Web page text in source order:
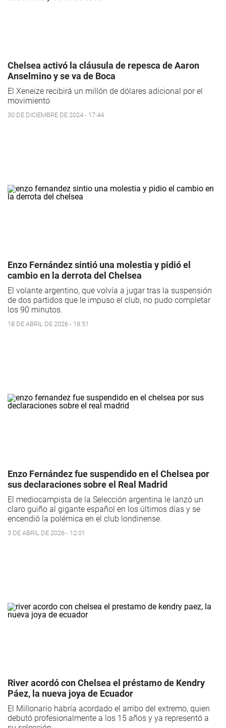
Chelsea activó la cláusula de repesca de Aaron
Anselmino y se va de Boca
El Xeneize recibirá un millón de dólares adicional por el
movimiento
30 DE DICIEMBRE DE 2024 - 17:44
Enzo Fernández sintió una molestia y pidió el
cambio en la derrota del Chelsea
El volante argentino, que volvía a jugar tras la suspensión
de dos partidos que le impuso el club, no pudo completar
los 90 minutos.
18 DE ABRIL DE 2026 - 18:51
Enzo Fernández fue suspendido en el Chelsea por
sus declaraciones sobre el Real Madrid
El mediocampista de la Selección argentina le lanzó un
claro guiño al gigante español en los últimos días y se
encendió la polémica en el club londinense.
3 DE ABRIL DE 2026 - 12:01
River acordó con Chelsea el préstamo de Kendry
Páez, la nueva joya de Ecuador
El Millonario habría acordado el arribo del extremo, quien
debutó profesionalmente a los 15 años y ya representó a